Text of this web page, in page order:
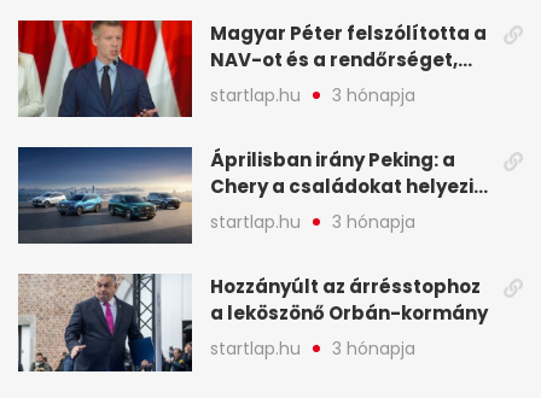
Magyar Péter felszólította a
NAV-ot és a rendőrséget,
tartóztassák le a NER-es
oligarchákat - A hét
startlap.hu 3 hónapja
Áprilisban irány Peking: a
Chery a családokat helyezi
globális mobilitási
programja középpontjába
startlap.hu 3 hónapja
Hozzányúlt az árrésstophoz
a leköszönő Orbán-kormány
startlap.hu 3 hónapja